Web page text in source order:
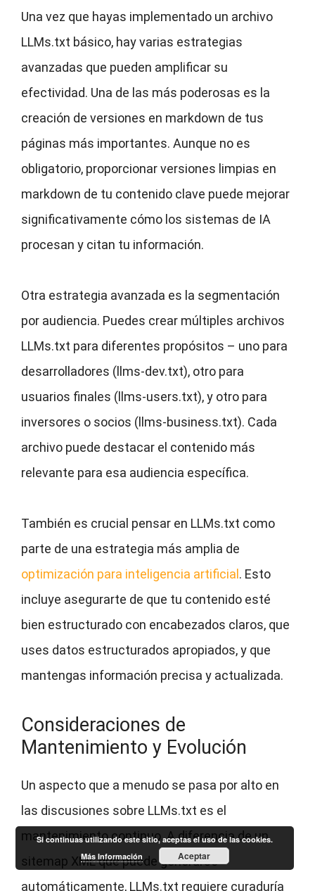
Una vez que hayas implementado un archivo
LLMs.txt básico, hay varias estrategias
avanzadas que pueden amplificar su
efectividad. Una de las más poderosas es la
creación de versiones en markdown de tus
páginas más importantes. Aunque no es
obligatorio, proporcionar versiones limpias en
markdown de tu contenido clave puede mejorar
significativamente cómo los sistemas de IA
procesan y citan tu información.
Otra estrategia avanzada es la segmentación
por audiencia. Puedes crear múltiples archivos
LLMs.txt para diferentes propósitos – uno para
desarrolladores (llms-dev.txt), otro para
usuarios finales (llms-users.txt), y otro para
inversores o socios (llms-business.txt). Cada
archivo puede destacar el contenido más
relevante para esa audiencia específica.
También es crucial pensar en LLMs.txt como
parte de una estrategia más amplia de
optimización para inteligencia artificial . Esto
incluye asegurarte de que tu contenido esté
bien estructurado con encabezados claros, que
uses datos estructurados apropiados, y que
mantengas información precisa y actualizada.
Consideraciones de
Mantenimiento y Evolución
Un aspecto que a menudo se pasa por alto en
las discusiones sobre LLMs.txt es el
mantenimiento continuo. A diferencia de un
sitemap XML que puede generarse
automáticamente, LLMs.txt requiere curaduría
Si continuas utilizando este sitio, aceptas el uso de las cookies.
Más Información
Aceptar